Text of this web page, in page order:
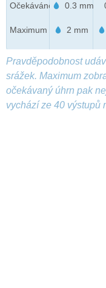
Očekáváno
Maximum
0.3 mm
2 mm
Pravděpodobnost
srážek. Maximum
očekávaný úhrn pak
vychází ze 40 výstupů